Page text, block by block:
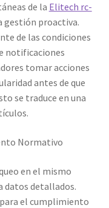
de la Elitech rc-
gestión proactiva.
de las condiciones
notificaciones
tomar acciones
antes de que
se traduce en una
Normativo
en el mismo
datos detallados.
el cumplimiento